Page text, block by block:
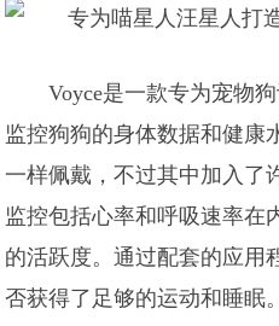
Voyce是一款专为宠物
监控狗狗的身体数据和健康
一样佩戴，不过其中加入了
监控包括心率和呼吸速率在
的活跃度。通过配套的应用
否获得了足够的运动和睡眠